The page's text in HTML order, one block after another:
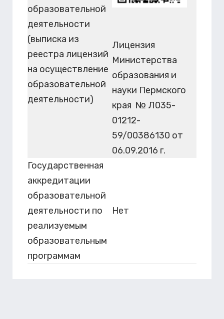
образовательной
деятельности
(выписка из
реестра лицензий
на осуществление
образовательной
деятельности)
Лицензия
Министерства
образования и
науки Пермского
края № Л035-
01212-
59/00386130 от
06.09.2016 г.
Государственная
аккредитации
образовательной
деятельности по
реализуемым
образовательным
программам
Нет